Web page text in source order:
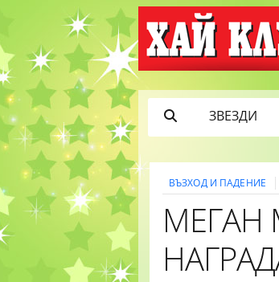
ЗВЕЗДИ
ВЪЗХОД И ПАДЕНИЕ
МЕГАН